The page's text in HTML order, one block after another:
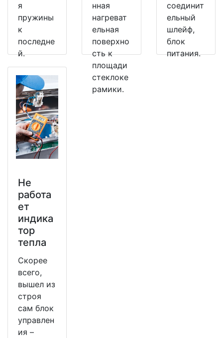
я
пружины
к
последне
й.
нная
нагреват
ельная
поверхно
сть к
площади
стеклоке
рамики.
соединит
ельный
шлейф,
блок
питания.
Не
работа
ет
индика
тор
тепла
Скорее
всего,
вышел из
строя
сам блок
управлен
ия –